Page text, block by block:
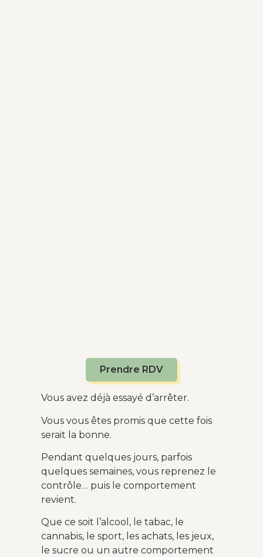
Prendre RDV
Vous avez déjà essayé d’arrêter.
Vous vous êtes promis que cette fois
serait la bonne.
Pendant quelques jours, parfois
quelques semaines, vous reprenez le
contrôle… puis le comportement
revient.
Que ce soit l’alcool, le tabac, le
cannabis, le sport, les achats, les jeux,
le sucre ou un autre comportement